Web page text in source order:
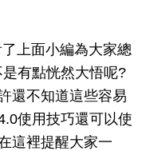
上面小編為大家總
有點恍然大悟呢?
還不知道這些容易
使用技巧還可以使
這裡提醒大家一